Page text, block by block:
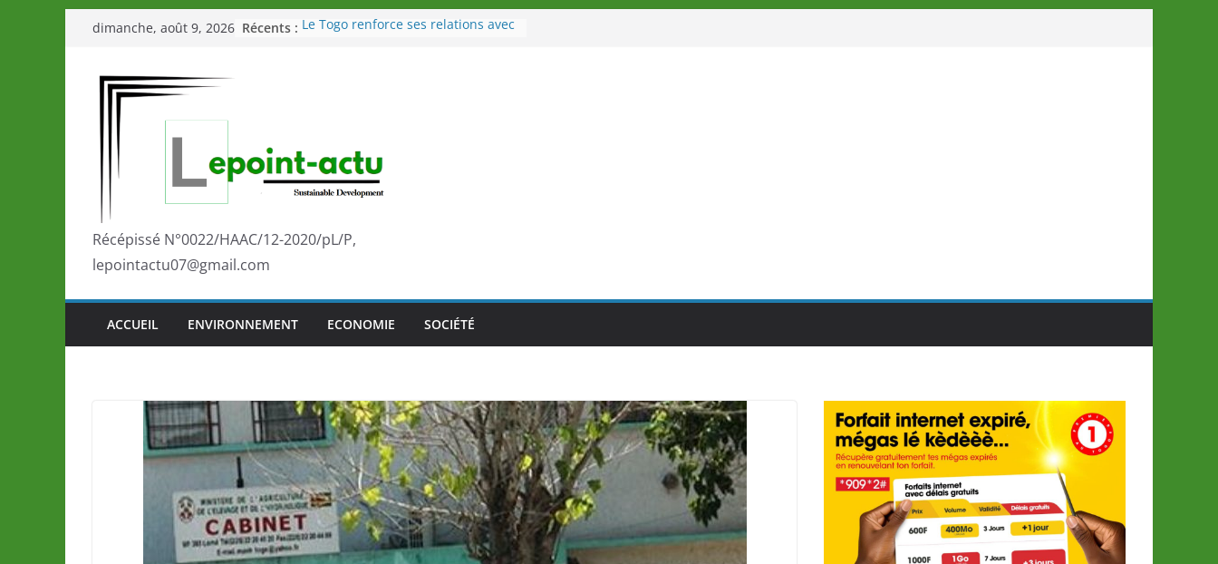
Passer
contenu
dimanche, août 9, 2026 Récents : Le Togo renforce ses relations avec
marque de confiance au Togo sur
la scène internationale au-delà des
performances de ses athlètes
développement?
Récépissé N°0022/HAAC/12-2020/pL/P,
lepointactu07@gmail.com
ACCUEIL ENVIRONNEMENT ECONOMIE SOCIÉTÉ